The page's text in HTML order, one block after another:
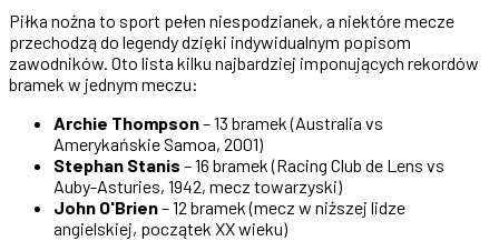
Piłka nożna to sport pełen niespodzianek, a niektóre mecze
przechodzą do legendy dzięki indywidualnym popisom
zawodników. Oto lista kilku najbardziej imponujących rekordów
bramek w jednym meczu:
Archie Thompson– 13 bramek (Australia vs
Amerykańskie Samoa, 2001)
Stephan Stanis – 16 bramek (Racing Club de Lens vs
Auby-Asturies, 1942, mecz towarzyski)
John O'Brien– 12 bramek (mecz w niższej lidze
angielskiej, początek XX wieku)